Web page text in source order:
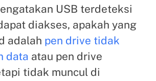
USB terdeteksi
diakses, apakah yang
adalah pen drive tidak
data atau pen drive
tidak muncul di